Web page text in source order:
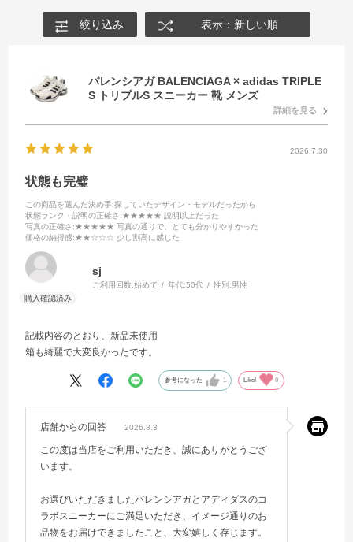
絞り込み 表示：新しい順
バレンシアガ BALENCIAGA × adidas TRIPLE
S トリプルS スニーカー 靴 メンズ
詳細を見る
2026.7.30
状態も完璧
この商品を選んだ決め手:探していたデザイン・モデルだったから
状態ランク・説明の正確さ :★★★★★ 説明以上だった
写真の正確さ :★★★★★ 写真の通りで、とても分かりやすかった
価格の納得感:★★☆☆☆ 少し割高に感じた
sj
ご利用回数:始めて 年代:50代 性別:男性
記載内容のとおり、新品未使用
箱も綺麗で大変良かったです。
参考になった 1 Like! 0
店舗からの回答 2026.8.3
この度は当店をご利用いただき、誠にありがとうござ
います。
お選びいただきましたバレンシアガとアディダスのコ
ラボスニーカーにご満足いただき、イメージ通りのお
品物をお届けできましたこと、大変嬉しく存じます。